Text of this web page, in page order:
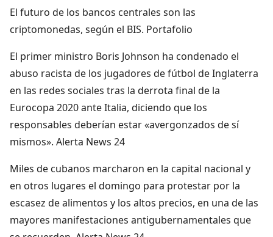
El futuro de los bancos centrales son las
criptomonedas, según el BIS. Portafolio
El primer ministro Boris Johnson ha condenado el
abuso racista de los jugadores de fútbol de Inglaterra
en las redes sociales tras la derrota final de la
Eurocopa 2020 ante Italia, diciendo que los
responsables deberían estar «avergonzados de sí
mismos». Alerta News 24
Miles de cubanos marcharon en la capital nacional y
en otros lugares el domingo para protestar por la
escasez de alimentos y los altos precios, en una de las
mayores manifestaciones antigubernamentales que